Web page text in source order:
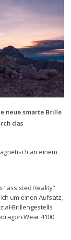
neue smarte Brille
das
an einem
“assisted Reality”
um einen Aufsatz,
Brillengestells
Wear 4100